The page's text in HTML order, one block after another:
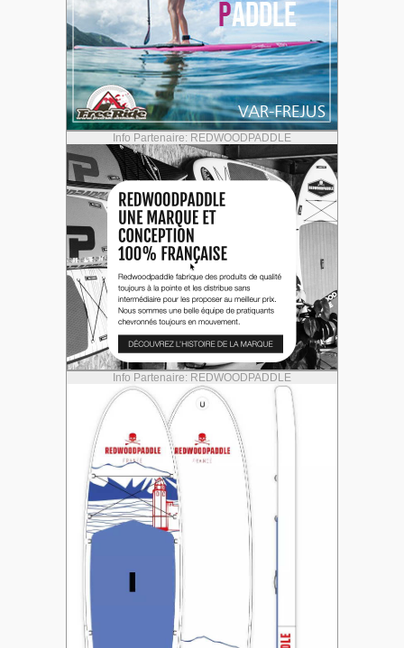
Info Partenaire: REDWOODPADDLE
Info Partenaire: REDWOODPADDLE